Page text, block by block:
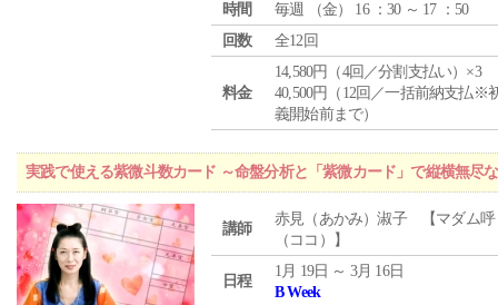
時間
毎週 （金） 16 ：30 ～ 17 ：50
回数
全12回
料金
14,580円（4回／分割支払い）×3
40,500円（12回／一括前納支払※
義開始前まで）
実践で使える紫微斗数カード ～命盤分析と「紫微カード」で縦横無尽
講師
赤見（あかみ）淑子 【マダム呼
（ココ）】
日程
1月 19日 ～ 3月 16日
B Week